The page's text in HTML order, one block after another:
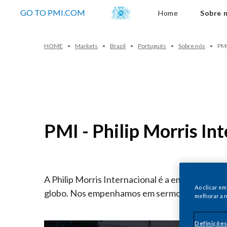
GO TO PMI.COM
Home Sobre
HOME Markets Brazil Português Sobre nós
PMI - Philip Morris
A Philip Morris Internacional é a empresa
globo. Nos empenhamos em sermos bons
Ao clicar
melhorar a